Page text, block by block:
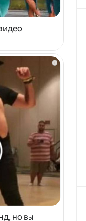
i
но вы